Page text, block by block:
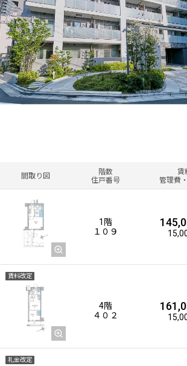
間取り図
階数
住戸番号
賃
管理費
1階
１０９
賃料改定
4階
４０２
礼金改定